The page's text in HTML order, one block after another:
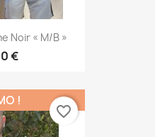
Noir « M/B »
€
!
favorite_border